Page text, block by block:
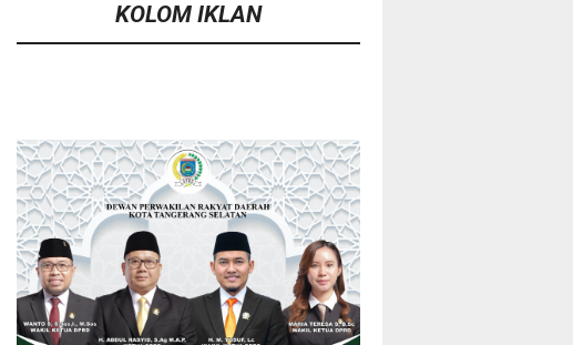
KOLOM IKLAN